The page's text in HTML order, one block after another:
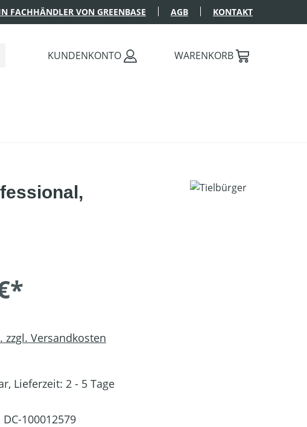
FACHHÄNDLER VON GREENBASE AGB KONTAKT
KUNDENKONTO WARENKORB
zzgl. Versandkosten
Lieferzeit: 2 - 5 Tage
DC-100012579